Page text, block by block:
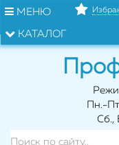
МЕНЮ
КАТАЛОГ
Пн.-
Сб.,